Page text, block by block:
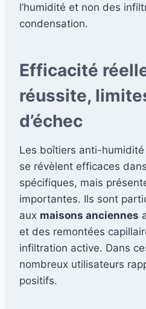
l’humidité et non des
condensation.
Efficacité
réussite,
d’échec
Les boîtiers anti-
se révèlent efficaces
spécifiques, mais
importantes. Ils sont
aux maisons anciennes
et des remontées
infiltration active. Dans
nombreux utilisateurs
positifs.